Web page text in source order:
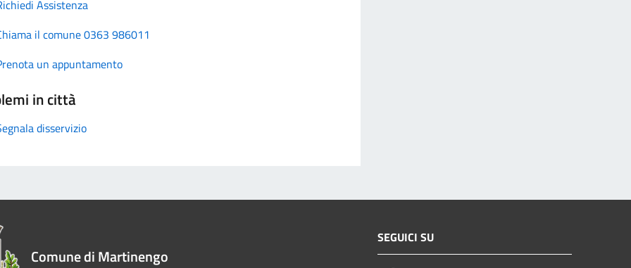
Assistenza
il comune 0363 986011
un appuntamento
in città
disservizio
Comune di Martinengo
SEGUICI SU